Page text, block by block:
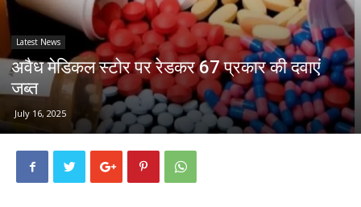
Latest News
अवैध मेडिकल स्टोर पर रेडकर 67 प्रकार की दवाएं
जब्त
July 16, 2025